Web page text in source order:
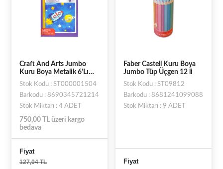
Craft And Arts Jumbo
Kuru Boya Metalik 6'Lı
Paket - Kalemtraş
Hediyeli
Stok Kodu : ST000001504
Barkodu : 8690345721214
Stok Miktarı : 4 ADET
750,00 TL üzeri kargo
bedava
Fiyat
127,04 TL
Faber Castell Kuru Boya
Jumbo Tüp Üçgen 12 li
Stok Kodu : ST09812
Barkodu : 8681241099088
Stok Miktarı : 9 ADET
Fiyat